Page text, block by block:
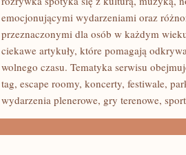
emocjonującymi wydarzeniami oraz
przeznaczonymi dla osób w każdym
ciekawe artykuły, które pomagają
wolnego czasu. Tematyka serwisu
tag, escape roomy, koncerty, festiwale,
wydarzenia plenerowe, gry terenowe,